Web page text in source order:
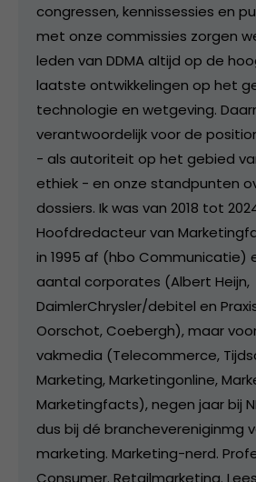
congressen, kennissessies en
met onze commissies zorgen
leden van DDMA altijd op de
laatste ontwikkelingen op het
technologie en wetgeving.
verantwoordelijk voor de
- als autoriteit op het gebied
ethiek - en onze standpunten
dossiers. Ik was van 2018 tot
Hoofdredacteur van
in 1995 af (hbo Communicatie)
aantal corporates (Albert Heijn,
DaimlerChrysler/debitel en
Oorschot, Coebergh), maar
vakmedia (Telecommerce,
Marketing, Marketingonline,
Marketingfacts), negen jaar bij
dus bij dé branchevereniginmg
marketing. Marketing-nerd.
Consumer. Retailmarketing.